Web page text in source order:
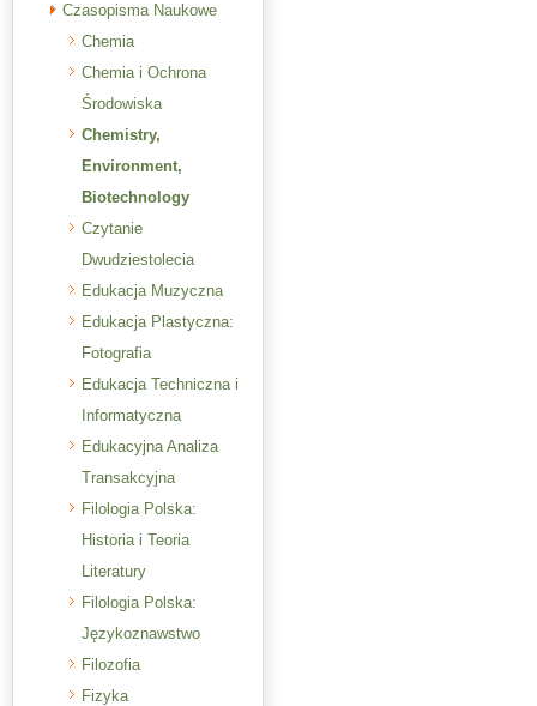
Czasopisma Naukowe
Chemia
Chemia i Ochrona
Środowiska
Chemistry,
Environment,
Biotechnology
Czytanie
Dwudziestolecia
Edukacja Muzyczna
Edukacja Plastyczna:
Fotografia
Edukacja Techniczna i
Informatyczna
Edukacyjna Analiza
Transakcyjna
Filologia Polska:
Historia i Teoria
Literatury
Filologia Polska:
Językoznawstwo
Filozofia
Fizyka